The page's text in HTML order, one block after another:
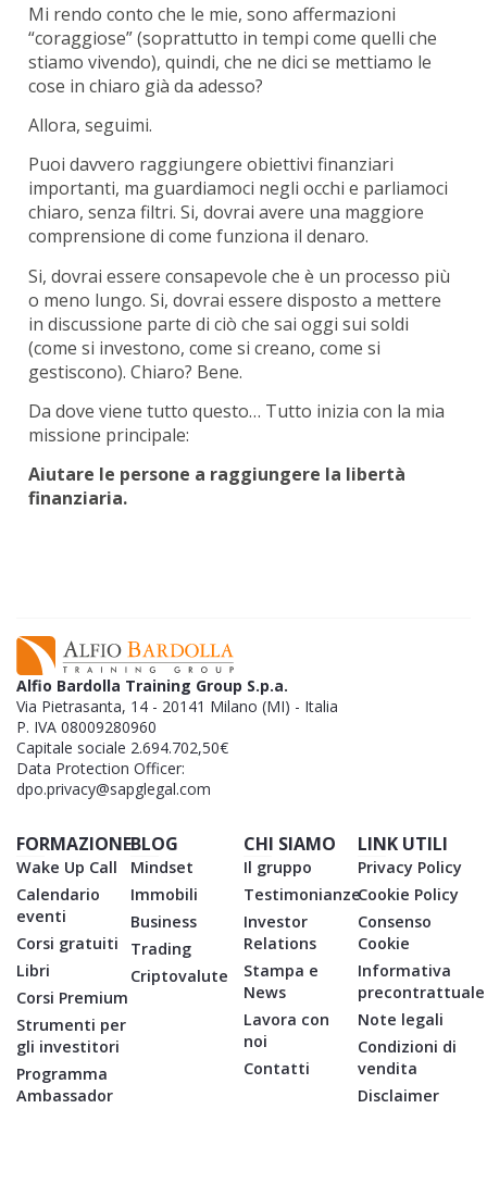
Mi rendo conto che le mie, sono affermazioni
“coraggiose” (soprattutto in tempi come quelli che
stiamo vivendo), quindi, che ne dici se mettiamo le
cose in chiaro già da adesso?
Allora, seguimi.
Puoi davvero raggiungere obiettivi finanziari
importanti, ma guardiamoci negli occhi e parliamoci
chiaro, senza filtri. Si, dovrai avere una maggiore
comprensione di come funziona il denaro.
Si, dovrai essere consapevole che è un processo più
o meno lungo. Si, dovrai essere disposto a mettere
in discussione parte di ciò che sai oggi sui soldi
(come si investono, come si creano, come si
gestiscono). Chiaro? Bene.
Da dove viene tutto questo… Tutto inizia con la mia
missione principale:
Aiutare le persone a raggiungere la libertà
finanziaria.
Alfio Bardolla Training Group S.p.a.
Via Pietrasanta, 14 - 20141 Milano (MI) - Italia
P. IVA 08009280960
Capitale sociale 2.694.702,50€
Data Protection Officer:
dpo.privacy@sapglegal.com
FORMAZIONE
Wake Up Call
Calendario
eventi
Corsi gratuiti
Libri
Corsi Premium
Strumenti per
gli investitori
Programma
Ambassador
BLOG
Mindset
Immobili
Business
Trading
Criptovalute
CHI SIAMO
Il gruppo
Testimonianze
Investor
Relations
Stampa e
News
Lavora con
noi
Contatti
LINK UTILI
Privacy Policy
Cookie Policy
Consenso
Cookie
Informativa
precontrattuale
Note legali
Condizioni di
vendita
Disclaimer